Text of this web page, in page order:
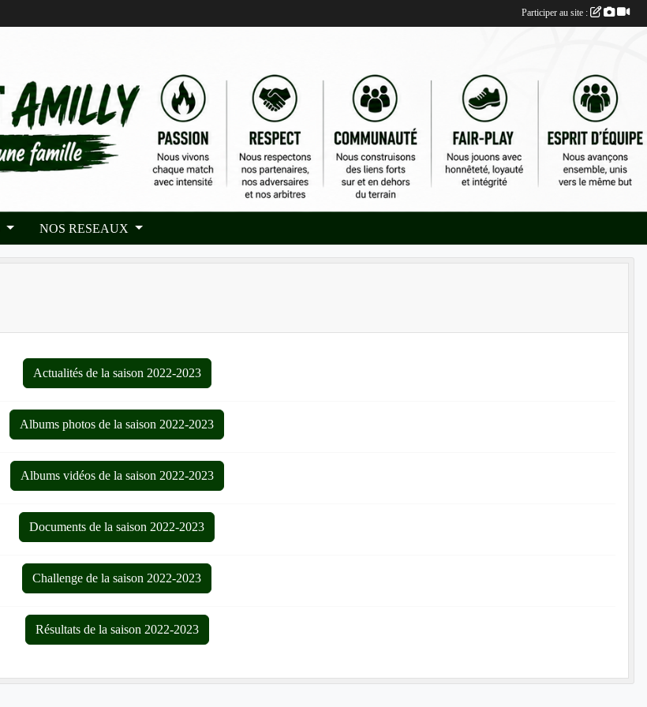
NOS RESEAUX
Actualités de la saison 2022-2023
Albums photos de la saison 2022-2023
Albums vidéos de la saison 2022-2023
Documents de la saison 2022-2023
Challenge de la saison 2022-2023
Résultats de la saison 2022-2023
Participer au site :